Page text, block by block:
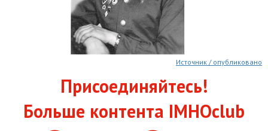
Источник / опубликовано
Присоединяйтесь!
Больше контента IMHOclub